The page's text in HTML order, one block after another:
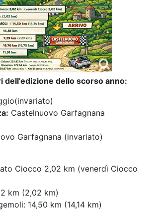
dell'edizione dello scorso anno:
Castelnuovo Garfagnana
Garfagnana (invariato)
Ciocco 2,02 km (venerdì Ciocco
km (2,02 km)
14,50 km (14,14 km)